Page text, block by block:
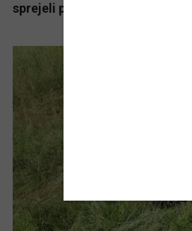
sprejeli po zaključku postopka.